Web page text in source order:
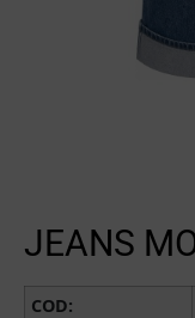
JEANS
COD: